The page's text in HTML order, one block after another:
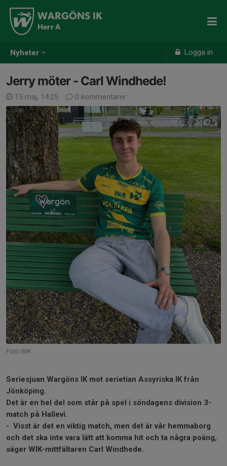
Nyheter Logga in
WARGÖNS IK
Herr A
Jerry möter - Carl Windhede!
15 maj, 14:25 0 kommentarer
Foto:WIK
Seriesjuan Wargöns IK mot serietian Assyriska IK från
Jönköping.
Det är en hel del som står på spel i söndagens division 3-
match på Hallevi.
- Visst är det en viktig match, men det är vår hemmaborg
och det ska inte vara lätt att komma hit och ta några poäng,
säger WIK-mittfältaren Carl Windhede.